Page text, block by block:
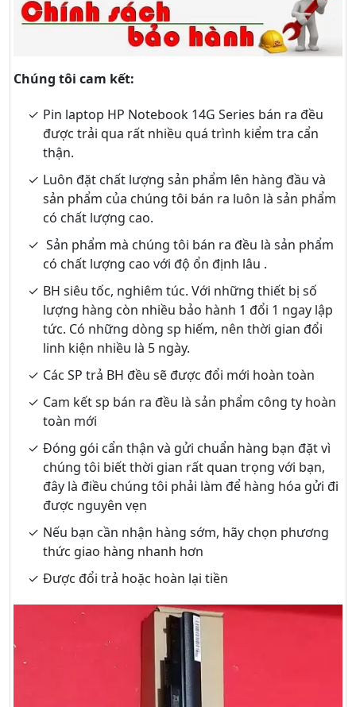
Chúng tôi cam kết:
Pin laptop HP Notebook 14G Series bán ra đều
được trải qua rất nhiều quá trình kiểm tra cẩn
thận.
Luôn đặt chất lượng sản phẩm lên hàng đầu và
sản phẩm của chúng tôi bán ra luôn là sản phẩm
có chất lượng cao.
Sản phẩm mà chúng tôi bán ra đều là sản phẩm
có chất lượng cao với độ ổn định lâu .
BH siêu tốc, nghiêm túc. Với những thiết bị số
lượng hàng còn nhiều bảo hành 1 đổi 1 ngay lập
tức. Có những dòng sp hiếm, nên thời gian đổi
linh kiện nhiều là 5 ngày.
Các SP trả BH đều sẽ được đổi mới hoàn toàn
Cam kết sp bán ra đều là sản phẩm công ty hoàn
toàn mới
Đóng gói cẩn thận và gửi chuẩn hàng bạn đặt vì
chúng tôi biết thời gian rất quan trọng với bạn,
đây là điều chúng tôi phải làm để hàng hóa gửi đi
được nguyên vẹn
Nếu bạn cần nhận hàng sớm, hãy chọn phương
thức giao hàng nhanh hơn
Được đổi trả hoặc hoàn lại tiền